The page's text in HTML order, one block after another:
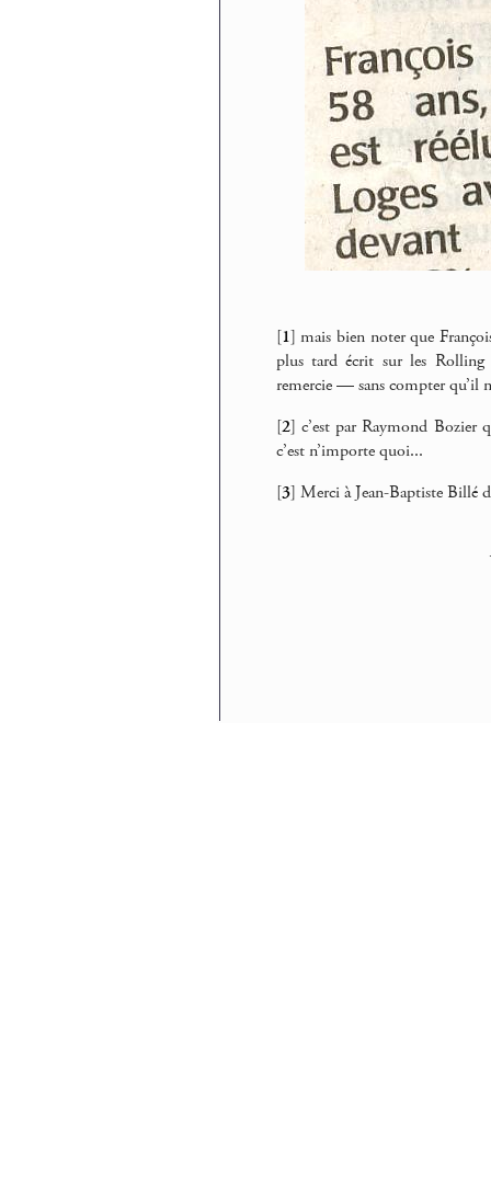
[1]mais bien noter que
plus tard écrit sur les Rolling
remercie — sans compter qu’il
[2] c’est par Raymond Bozier
c’est n’importe quoi...
[3] Merci à Jean-Baptiste Billé